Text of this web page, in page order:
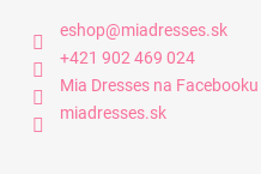
eshop@miadresses.sk
+421 902 469 024
Mia Dresses na Facebooku
miadresses.sk